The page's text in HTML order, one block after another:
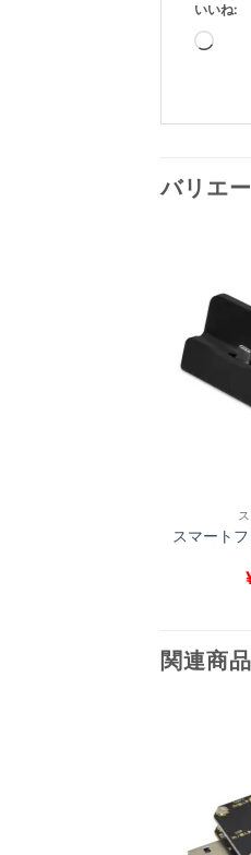
いいね:
読
み
バリエ
スマート
関連商品